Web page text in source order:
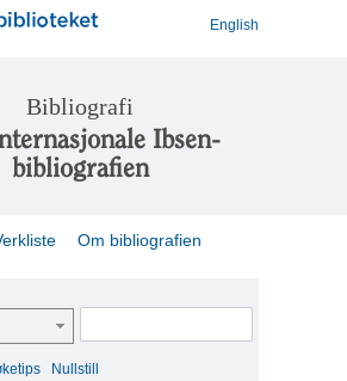
English
Bibliografi
Ibsen-
bibliografien
Om bibliografien
Nullstill